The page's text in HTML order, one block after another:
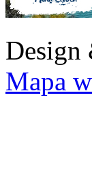
Design
Mapa